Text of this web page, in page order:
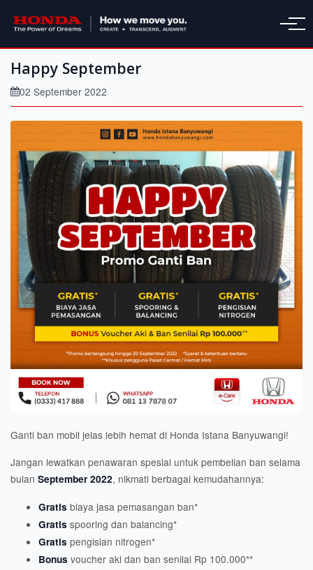
Happy September
02 September 2022
Ganti ban mobil jelas lebih hemat di Honda Istana Banyuwangi!
Jangan lewatkan penawaran spesial untuk pembelian ban selama
bulan September 2022, nikmati berbagai kemudahannya:
Gratis biaya jasa pemasangan ban*
Gratis spooring dan balancing*
Gratis pengisian nitrogen*
Bonus voucher aki dan ban senilai Rp 100.000**